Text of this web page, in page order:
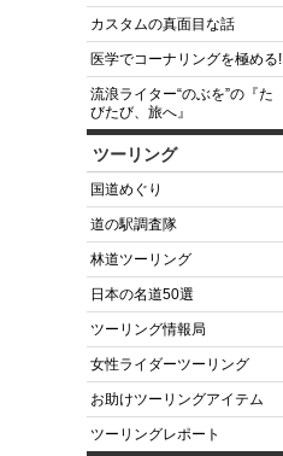
カスタムの真面目な話
医学でコーナリングを極める!
流浪ライター“のぶを”の『た
びたび、旅へ』
ツーリング
国道めぐり
道の駅調査隊
林道ツーリング
日本の名道50選
ツーリング情報局
女性ライダーツーリング
お助けツーリングアイテム
ツーリングレポート